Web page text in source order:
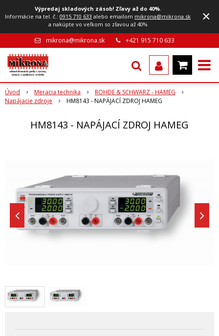
Výpredaj skladových zásob! Zľavy až do 40%.
Informácie na tel. č.:0915 710 633 alebo emailom mikrona@mikrona.sk
a nakúpte vo veľkom so zľavou až 40%
×
mikrona@mikrona.sk +421 915 710 633
Úvod Meracia technika
ROHDE & SCHWARZ - HAMEG
Napájacie zdroje
HM8143 - NAPÁJACÍ ZDROJ HAMEG
HM8143 - NAPÁJACÍ ZDROJ HAMEG